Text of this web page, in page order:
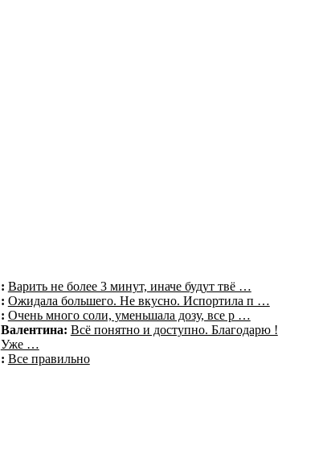
: Варить не более 3 минут, иначе будут твё …
: Ожидала большего. Не вкусно. Испортила п …
: Очень много соли, уменьшала дозу, все р …
Валентина: Всё понятно и доступно. Благодарю !
Уже …
: Все правильно